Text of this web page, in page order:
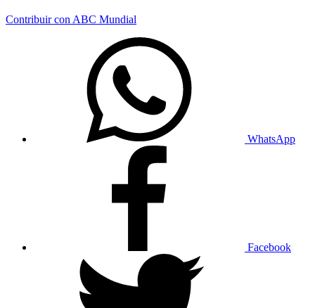
Contribuir con ABC Mundial
WhatsApp
Facebook